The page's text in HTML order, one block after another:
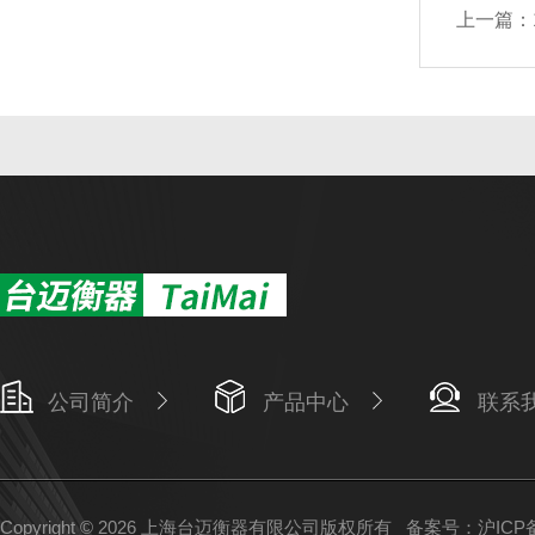
上一篇：
公司简介 产品中心 联系
Copyright © 2026 上海台迈衡器有限公司版权所有 备案号：沪ICP